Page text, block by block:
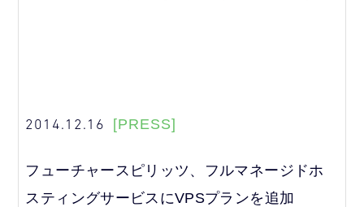
2014.12.16 [PRESS]
フューチャースピリッツ、フルマネージドホ
スティングサービスにVPSプランを追加